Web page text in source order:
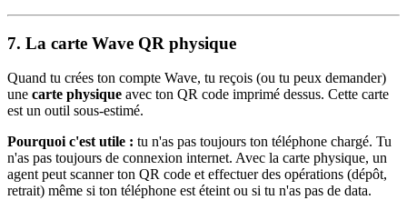
7. La carte Wave QR physique
Quand tu crées ton compte Wave, tu reçois (ou tu peux demander)
une carte physique avec ton QR code imprimé dessus. Cette carte
est un outil sous-estimé.
Pourquoi c'est utile : tu n'as pas toujours ton téléphone chargé. Tu
n'as pas toujours de connexion internet. Avec la carte physique, un
agent peut scanner ton QR code et effectuer des opérations (dépôt,
retrait) même si ton téléphone est éteint ou si tu n'as pas de data.